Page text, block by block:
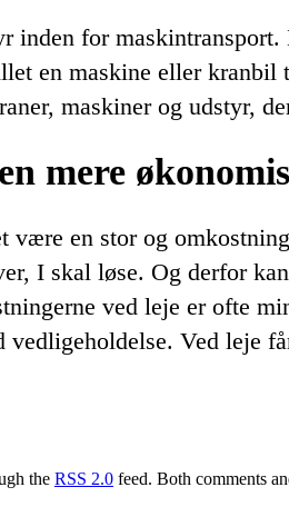
inden for
en maskine eller
maskiner og udstyr,
mere
være en stor og
I skal løse. Og derfor
ved leje er ofte
Ved leje
the RSS 2.0 feed. Both comments